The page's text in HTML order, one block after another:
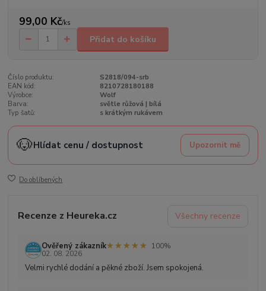
99,00 Kč/ks
Přidat do košíku
Číslo produktu:
S2818/094-srb
EAN kód:
8210728180188
Výrobce:
Wolf
Barva:
světle růžová | bílá
Typ šatů:
s krátkým rukávem
🐶Hlídat cenu / dostupnost Upozornit mě
Do oblíbených
Recenze z Heureka.cz Všechny recenze
Ověřený zákazník★★★★★
★★★★★
100%
02. 08. 2026
Velmi rychlé dodání a pěkné zboží. Jsem spokojená.